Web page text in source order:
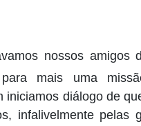
nossos amigos
mais uma
iniciamos diálogo de
infalivelmente pelas